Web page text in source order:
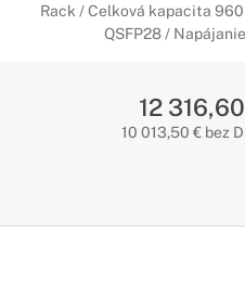
Rack / Celková kapacita 960
QSFP28 /
12
10 013,50 € bez